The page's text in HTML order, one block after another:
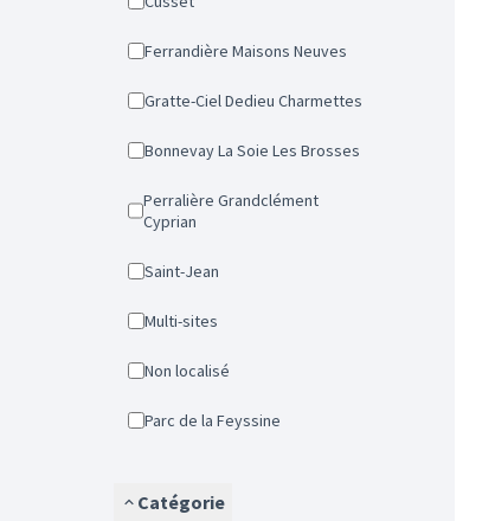
Ferrandière Maisons Neuves
Gratte-Ciel Dedieu Charmettes
Bonnevay La Soie Les Brosses
Perralière Grandclément
Cyprian
Saint-Jean
Multi-sites
Non localisé
Parc de la Feyssine
Catégorie